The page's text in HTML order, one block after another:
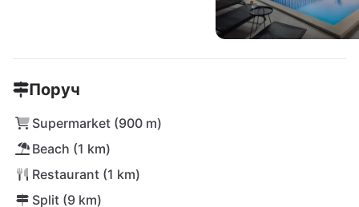
Поруч
Supermarket (900 m)
Beach (1 km)
Restaurant (1 km)
Split (9 km)